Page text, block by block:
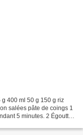
400 ml 50 g 150 g riz
salées pâte de coings 1
5 minutes. 2 Égouttez